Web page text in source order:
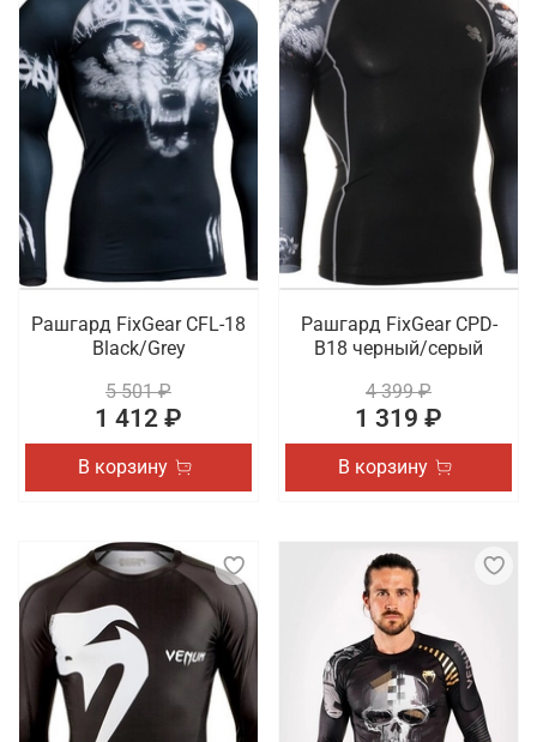
Рашгард FixGear CFL-18
Black/Grey
5 501 ₽
1 412 ₽
В корзину
Рашгард FixGear CPD-
B18 черный/серый
4 399 ₽
1 319 ₽
В корзину